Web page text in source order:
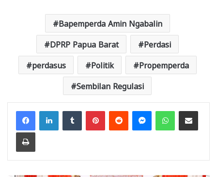
Bapemperda Amin Ngabalin
DPRP Papua Barat Perdasi
perdasus Politik Propemperda
Sembilan Regulasi
FacebookLinkedInTumblr PinterestReddit MessengerWhatsAppShare via Email
Print